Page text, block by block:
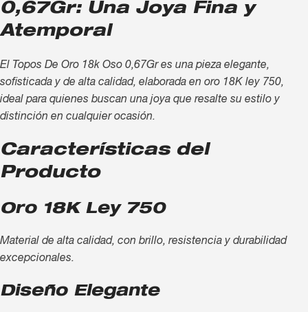
0,67Gr: Una Joya Fina y
Atemporal
El Topos De Oro 18k Oso 0,67Gr es una pieza elegante,
sofisticada y de alta calidad, elaborada en oro 18K ley 750,
ideal para quienes buscan una joya que resalte su estilo y
distinción en cualquier ocasión.
Características del
Producto
Oro 18K Ley 750
Material de alta calidad, con brillo, resistencia y durabilidad
excepcionales.
Diseño Elegante